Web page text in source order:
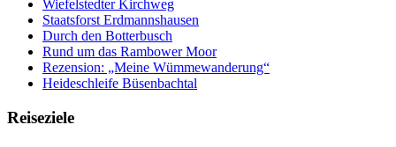
Wiefelstedter Kirchweg
Staatsforst Erdmannshausen
Durch den Botterbusch
Rund um das Rambower Moor
Rezension: „Meine Wümmewanderung“
Heideschleife Büsenbachtal
Reiseziele